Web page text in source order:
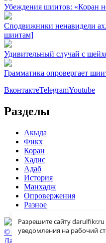
Разрешите сайту
уведомления на рабочий
Убеждения шиитов: «Коран
Сподвижники ненавидели
шиитам]
Удивительный случай с
Грамматика опровергает
ВконтактеTelegramYoutube
Разделы
Акыда
Фикх
Коран
Хадис
Адаб
История
Манхадж
Опровержения
Разное
© 2009 — 2026 darulfikr.ru.
Даруль-Фикр.Ру - Исламский